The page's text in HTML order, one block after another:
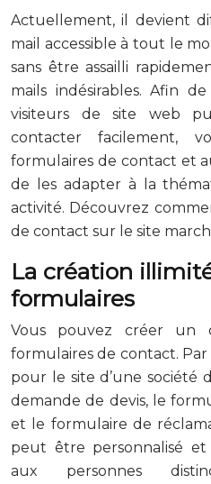
Actuellement, il devient
mail accessible à tout le
sans être assailli
mails indésirables. Afin
visiteurs de site web
contacter facilement,
formulaires de contact et
de les adapter à la
activité. Découvrez
de contact sur le site
La création
formulaires
Vous pouvez créer un
formulaires de contact.
pour le site d’une société
demande de devis, le
et le formulaire de
peut être personnalisé
aux personnes